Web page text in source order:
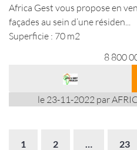
Africa Gest vous propose en
façades au sein d’une résiden...
Superficie : 70 m2
8 800
le 23-11-2022 par
1 2 … 23